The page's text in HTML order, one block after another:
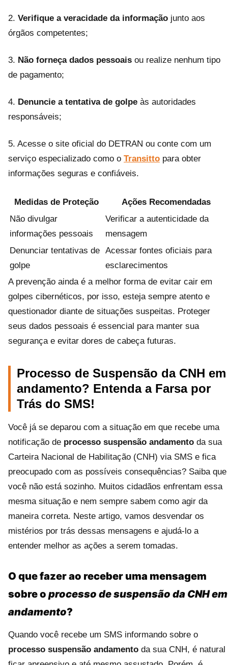
2. Verifique a veracidade da informação junto aos
órgãos competentes;
3. Não forneça dados pessoais ou realize nenhum tipo
de pagamento;
4. Denuncie a tentativa de golpe às autoridades
responsáveis;
5. Acesse o site oficial do DETRAN ou conte com um
serviço especializado como o Transitto para obter
informações seguras e confiáveis.
Medidas de Proteção
Ações Recomendadas
Não divulgar
informações pessoais
Verificar a autenticidade da
mensagem
Denunciar tentativas de
golpe
Acessar fontes oficiais para
esclarecimentos
A prevenção ainda é a melhor forma de evitar cair em
golpes cibernéticos, por isso, esteja sempre atento e
questionador diante de situações suspeitas. Proteger
seus dados pessoais é essencial para manter sua
segurança e evitar dores de cabeça futuras.
Processo de Suspensão da CNH em
andamento? Entenda a Farsa por
Trás do SMS!
Você já se deparou com a situação em que recebe uma
notificação de processo suspensão andamento da sua
Carteira Nacional de Habilitação (CNH) via SMS e fica
preocupado com as possíveis consequências? Saiba que
você não está sozinho. Muitos cidadãos enfrentam essa
mesma situação e nem sempre sabem como agir da
maneira correta. Neste artigo, vamos desvendar os
mistérios por trás dessas mensagens e ajudá-lo a
entender melhor as ações a serem tomadas.
O que fazer ao receber uma mensagem
sobre o processo de suspensão da CNH em
andamento?
Quando você recebe um SMS informando sobre o
processo suspensão andamento da sua CNH, é natural